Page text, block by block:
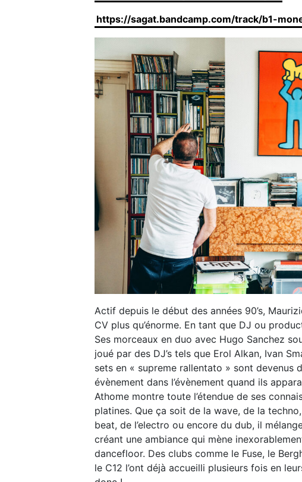
https://sagat.bandcamp.com/track/b1-
Actif depuis le début des années 90’s,
CV plus qu’énorme. En tant que DJ ou
Ses morceaux en duo avec Hugo Sanchez
joué par des DJ’s tels que Erol Alkan, Ivan
sets en « supreme rallentato » sont devenus
évènement dans l’évènement quand ils
Athome montre toute l’étendue de ses
platines. Que ça soit de la wave, de la
beat, de l’electro ou encore du dub, il
créant une ambiance qui mène
dancefloor. Des clubs comme le Fuse, le
le C12 l’ont déjà accueilli plusieurs fois en